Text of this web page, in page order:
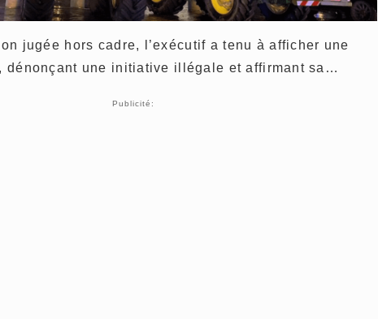
jugée hors cadre, l’exécutif a tenu à afficher une
dénonçant une initiative illégale et affirmant sa…
Publicité: